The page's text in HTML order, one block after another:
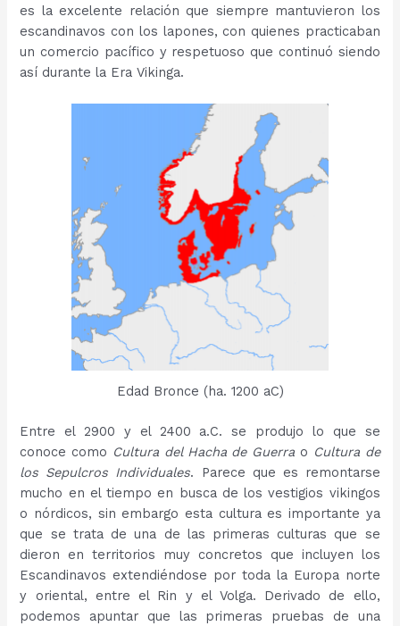
es la excelente relación que siempre mantuvieron los
escandinavos con los lapones, con quienes practicaban
un comercio pacífico y respetuoso que continuó siendo
así durante la Era Vikinga.
Edad Bronce (ha. 1200 aC)
Entre el 2900 y el 2400 a.C. se produjo lo que se
conoce como Cultura del Hacha de Guerra o Cultura de
los Sepulcros Individuales. Parece que es remontarse
mucho en el tiempo en busca de los vestigios vikingos
o nórdicos, sin embargo esta cultura es importante ya
que se trata de una de las primeras culturas que se
dieron en territorios muy concretos que incluyen los
Escandinavos extendiéndose por toda la Europa norte
y oriental, entre el Rin y el Volga. Derivado de ello,
podemos apuntar que las primeras pruebas de una